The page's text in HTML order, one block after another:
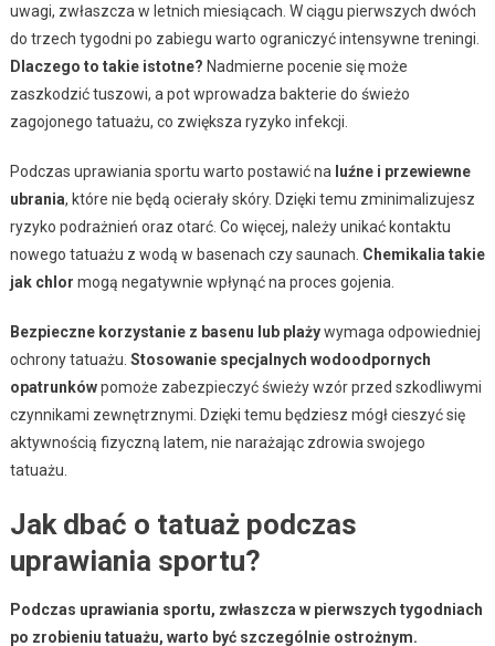
uwagi, zwłaszcza w letnich miesiącach. W ciągu pierwszych dwóch
do trzech tygodni po zabiegu warto ograniczyć intensywne treningi.
Dlaczego to takie istotne? Nadmierne pocenie się może
zaszkodzić tuszowi, a pot wprowadza bakterie do świeżo
zagojonego tatuażu, co zwiększa ryzyko infekcji.
Podczas uprawiania sportu warto postawić na luźne i przewiewne
ubrania, które nie będą ocierały skóry. Dzięki temu zminimalizujesz
ryzyko podrażnień oraz otarć. Co więcej, należy unikać kontaktu
nowego tatuażu z wodą w basenach czy saunach. Chemikalia takie
jak chlor mogą negatywnie wpłynąć na proces gojenia.
Bezpieczne korzystanie z basenu lub plażywymaga odpowiedniej
ochrony tatuażu. Stosowanie specjalnych wodoodpornych
opatrunkówpomoże zabezpieczyć świeży wzór przed szkodliwymi
czynnikami zewnętrznymi. Dzięki temu będziesz mógł cieszyć się
aktywnością fizyczną latem, nie narażając zdrowia swojego
tatuażu.
Jak dbać o tatuaż podczas
uprawiania sportu?
Podczas uprawiania sportu, zwłaszcza w pierwszych tygodniach
po zrobieniu tatuażu, warto być szczególnie ostrożnym.